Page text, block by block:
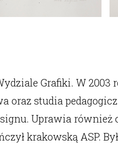
Grafiki. W 2003
oraz studia
Uprawia
krakowską ASP.